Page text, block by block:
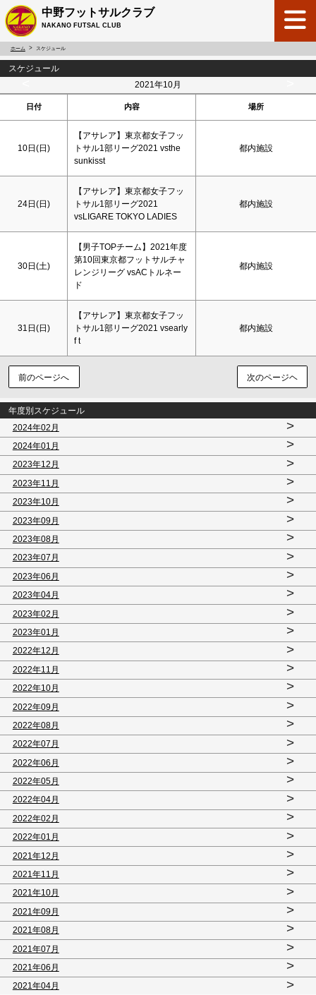
中野フットサルクラブ
NAKANO FUTSAL CLUB
ホーム スケジュール
スケジュール
2021年10月
日付 内容 場所
10日(日)
【アサレア】東京都女子フッ
トサル1部リーグ2021 vsthe
sunkisst
都内施設
24日(日)
【アサレア】東京都女子フッ
トサル1部リーグ2021
vsLIGARE TOKYO LADIES
都内施設
30日(土)
【男子TOPチーム】2021年度
第10回東京都フットサルチャ
レンジリーグ vsACトルネー
ド
都内施設
31日(日)
【アサレア】東京都女子フッ
トサル1部リーグ2021 vsearly
f t
都内施設
前のページへ 次のページヘ
年度別スケジュール
2024年02月
>
2024年01月 >
2023年12月 >
2023年11月 >
2023年10月 >
2023年09月 >
2023年08月 >
2023年07月 >
2023年06月 >
2023年04月 >
2023年02月 >
2023年01月 >
2022年12月 >
2022年11月 >
2022年10月 >
2022年09月 >
2022年08月 >
2022年07月 >
2022年06月 >
2022年05月 >
2022年04月 >
2022年02月 >
2022年01月 >
2021年12月 >
2021年11月 >
2021年10月 >
2021年09月 >
2021年08月 >
2021年07月 >
2021年06月 >
2021年04月 >